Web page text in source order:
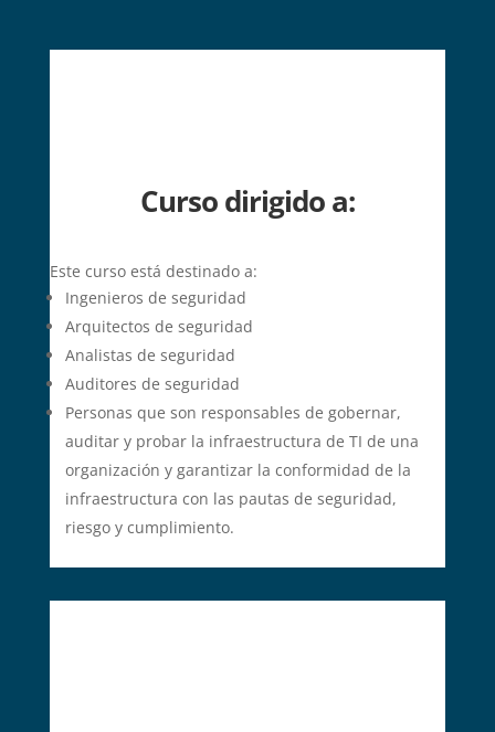
Curso dirigido a:
Este curso está destinado a:
Ingenieros de seguridad
Arquitectos de seguridad
Analistas de seguridad
Auditores de seguridad
Personas que son responsables de gobernar,
auditar y probar la infraestructura de TI de una
organización y garantizar la conformidad de la
infraestructura con las pautas de seguridad,
riesgo y cumplimiento.